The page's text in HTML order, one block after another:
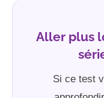
Aller plus
Si ce test